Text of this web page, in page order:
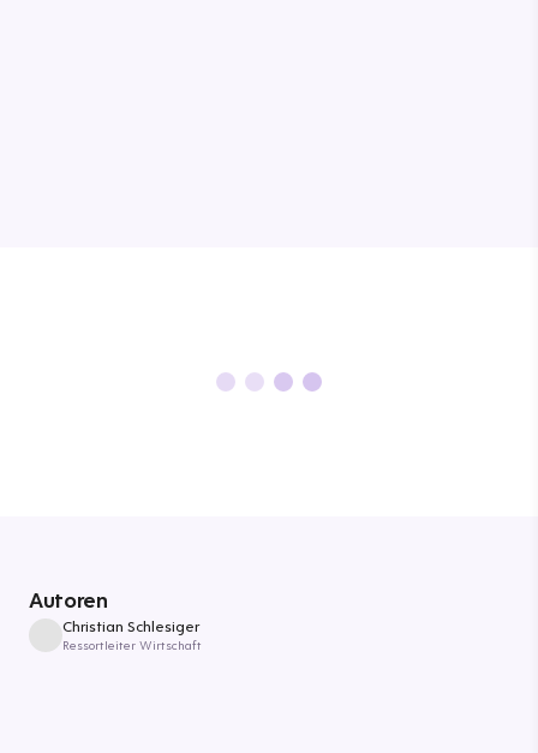
Autoren
Christian Schlesiger
Ressortleiter Wirtschaft